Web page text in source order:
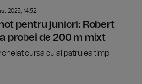
2025, 14:52
pentru juniori: Robert
probei de 200 m mixt
cursa cu al patrulea timp